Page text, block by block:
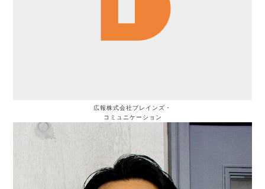
広報株式会社ブレインズ・
コミュニケーション